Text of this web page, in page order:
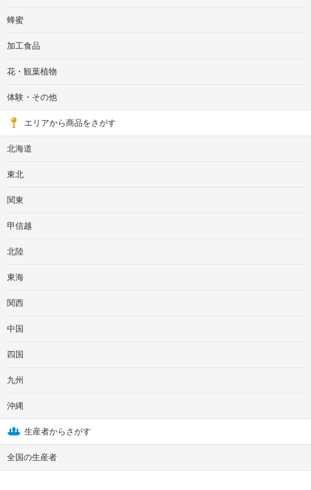
蜂蜜
加工食品
花・観葉植物
体験・その他
エリアから商品をさがす
北海道
東北
関東
甲信越
北陸
東海
関西
中国
四国
九州
沖縄
生産者からさがす
全国の生産者